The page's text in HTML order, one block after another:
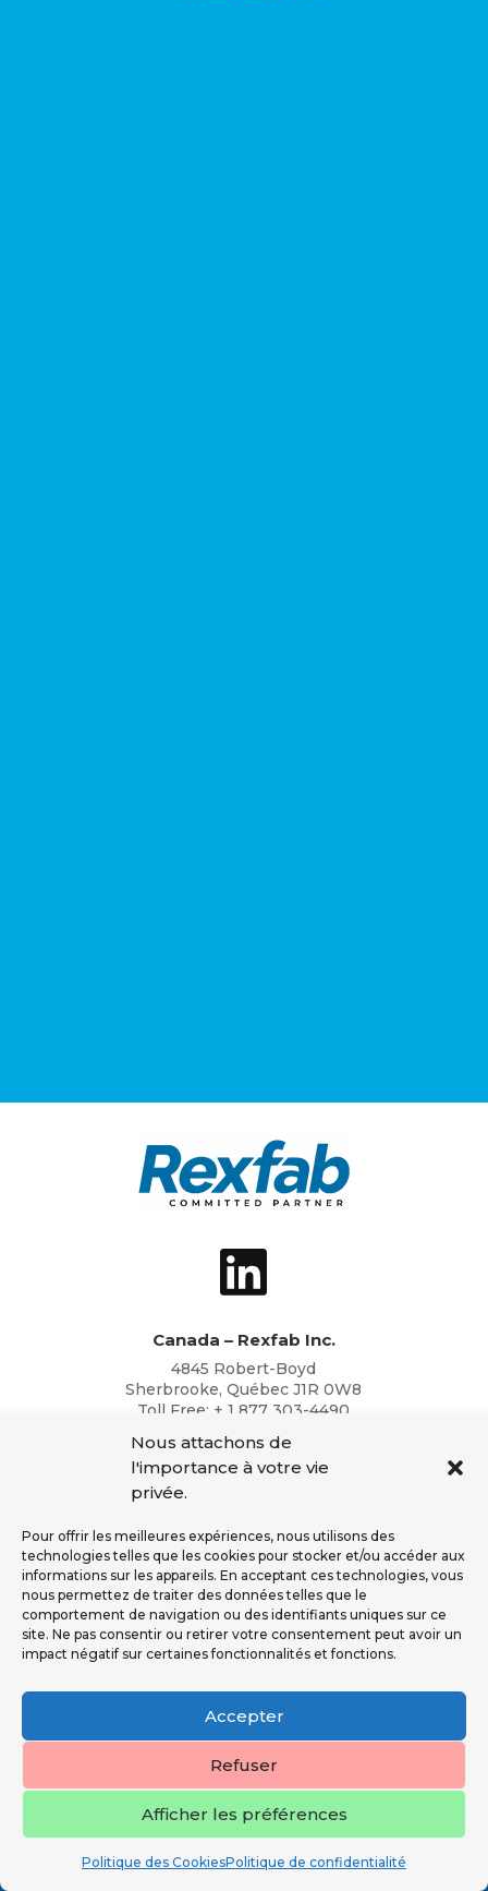
Nous attachons de
l'importance à votre vie
privée.
Pour offrir les meilleures expériences, nous utilisons des
technologies telles que les cookies pour stocker et/ou accéder aux
informations sur les appareils. En acceptant ces technologies, vous
nous permettez de traiter des données telles que le
comportement de navigation ou des identifiants uniques sur ce
site. Ne pas consentir ou retirer votre consentement peut avoir un
impact négatif sur certaines fonctionnalités et fonctions.
Accepter
Refuser
Afficher les préférences
Politique des CookiesPolitique de confidentialité
Canada – Rexfab Inc.
4845 Robert-Boyd
Sherbrooke, Québec J1R 0W8
Toll Free: + 1 877 303-4490
info@rexfab.com
USA – Rexfab Corp.
2791 Circleport Dr
Toll Free: + 1 877 303-4490
Office: + 1 819 846-4490
info@rexfab.com
Ressources Supplémentaires
Services Financiers
Tous droits réservés Rexfab 2023.
Privacy Policy